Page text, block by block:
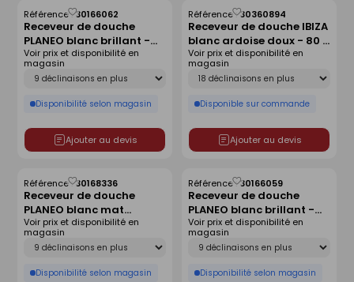
Receveur de douche
PLANEO blanc brillant -
160 x 80 cm
Référence :30166062
Déclinaison
Disponibilité selon magasin
Voir prix et disponibilité en
magasin
Ajouter au devis
Enregistrer
comme
liste
Receveur de douche IBIZA
blanc ardoise doux - 80 x
120 cm
Référence :30360894
Déclinaison
Disponible sur commande
Voir prix et disponibilité en
magasin
Ajouter au devis
Enregistrer
comme
liste
Receveur de douche
PLANEO blanc mat
antidérapant - 180 x 80
cm
Référence :30168336
Déclinaison
Disponibilité selon magasin
Voir prix et disponibilité en
magasin
Enregistrer
comme
liste
Receveur de douche
PLANEO blanc brillant -
120 x 90 cm
Référence :30166059
Déclinaison
Disponibilité selon magasin
Voir prix et disponibilité en
magasin
Enregistrer
comme
liste